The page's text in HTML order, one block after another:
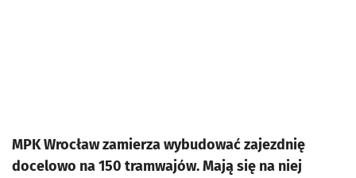
MPK Wrocław zamierza wybudować zajezdnię
docelowo na 150 tramwajów. Mają się na niej